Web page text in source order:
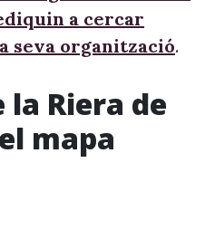
a cercar
seva organització.
Riera de
mapa